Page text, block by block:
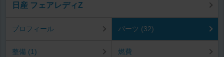
日産 フェアレディZ
プロフィール パーツ (32)
整備 (1) 燃費